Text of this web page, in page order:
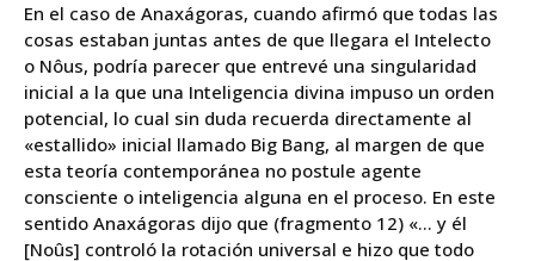
En el caso de Anaxágoras, cuando afirmó que todas las
cosas estaban juntas antes de que llegara el Intelecto
o Nôus, podría parecer que entrevé una singularidad
inicial a la que una Inteligencia divina impuso un orden
potencial, lo cual sin duda recuerda directamente al
«estallido» inicial llamado Big Bang, al margen de que
esta teoría contemporánea no postule agente
consciente o inteligencia alguna en el proceso. En este
sentido Anaxágoras dijo que (fragmento 12) «… y él
[Noûs] controló la rotación universal e hizo que todo